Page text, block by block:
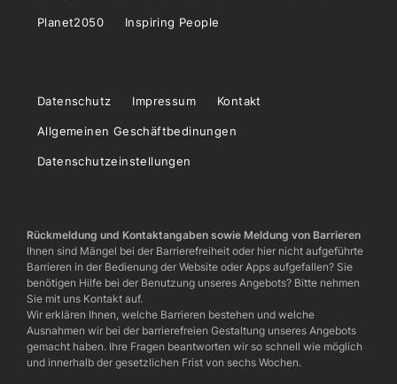
Planet2050 Inspiring People
Datenschutz Impressum Kontakt
Allgemeinen Geschäftbedinungen
Datenschutzeinstellungen
Rückmeldung und Kontaktangaben sowie Meldung von Barrieren
Ihnen sind Mängel bei der Barrierefreiheit oder hier nicht aufgeführte
Barrieren in der Bedienung der Website oder Apps aufgefallen? Sie
benötigen Hilfe bei der Benutzung unseres Angebots? Bitte nehmen
Sie mit uns Kontakt auf.
Wir erklären Ihnen, welche Barrieren bestehen und welche
Ausnahmen wir bei der barrierefreien Gestaltung unseres Angebots
gemacht haben. Ihre Fragen beantworten wir so schnell wie möglich
und innerhalb der gesetzlichen Frist von sechs Wochen.